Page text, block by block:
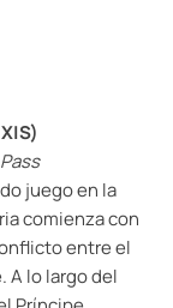
juego en la
comienza con
entre el
A lo largo del